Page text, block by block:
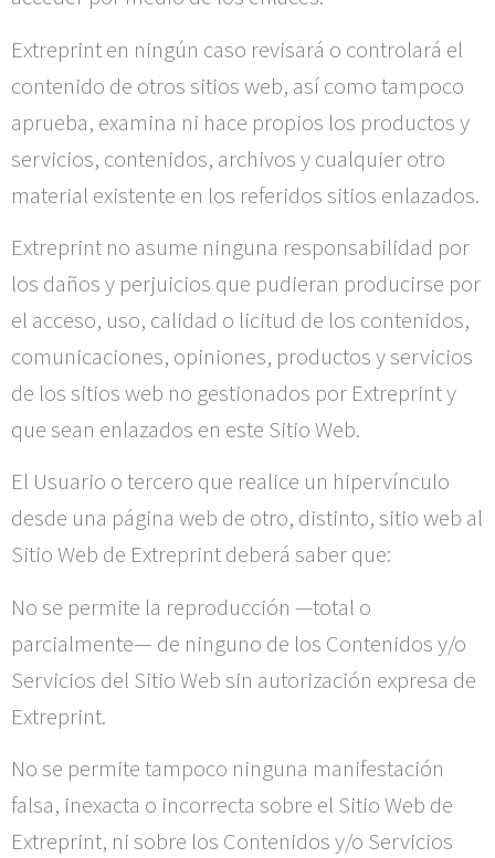
Extreprinten ningún caso revisará o controlará el
contenido de otros sitios web, así como tampoco
aprueba, examina ni hace propios los productos y
servicios, contenidos, archivos y cualquier otro
material existente en los referidos sitios enlazados.
Extreprint no asume ninguna responsabilidad por
los daños y perjuicios que pudieran producirse por
el acceso, uso, calidad o licitud de los contenidos,
comunicaciones, opiniones, productos y servicios
de los sitios web no gestionados por Extreprinty
que sean enlazados en este Sitio Web.
El Usuario o tercero que realice un hipervínculo
desde una página web de otro, distinto, sitio web al
Sitio Web de Extreprintdeberá saber que:
No se permite la reproducción —total o
parcialmente— de ninguno de los Contenidos y/o
Servicios del Sitio Web sin autorización expresa de
Extreprint.
No se permite tampoco ninguna manifestación
falsa, inexacta o incorrecta sobre el Sitio Web de
Extreprint, ni sobre los Contenidos y/o Servicios